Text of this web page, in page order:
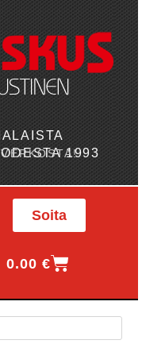
1993
Soita
0.00€